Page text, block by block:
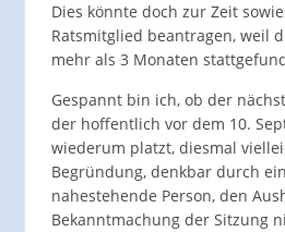
Dies könnte doch zur Zeit
Ratsmitglied beantragen, weil
mehr als 3 Monaten
Gespannt bin ich, ob der
der hoffentlich vor dem 10.
wiederum platzt, diesmal
Begründung, denkbar durch
nahestehende Person, den
Bekanntmachung der Sitzung